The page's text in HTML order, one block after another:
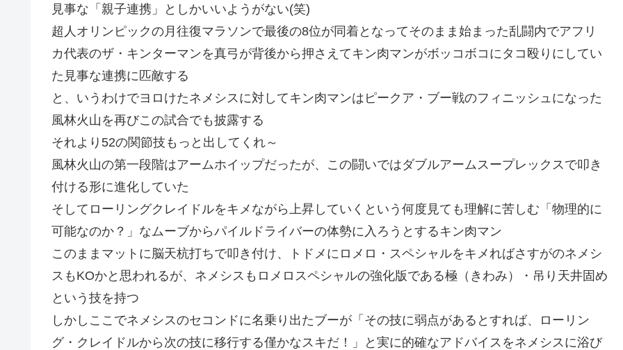
見事な「親子連携」としかいいようがない(笑)
超人オリンピックの月往復マラソンで最後の8位が同着となってそのまま始まった乱闘内でアフリ
カ代表のザ・キンターマンを真弓が背後から押さえてキン肉マンがボッコボコにタコ殴りにしてい
た見事な連携に匹敵する
と、いうわけでヨロけたネメシスに対してキン肉マンはピークア・ブー戦のフィニッシュになった
風林火山を再びこの試合でも披露する
それより52の関節技もっと出してくれ～
風林火山の第一段階はアームホイップだったが、この闘いではダブルアームスープレックスで叩き
付ける形に進化していた
そしてローリングクレイドルをキメながら上昇していくという何度見ても理解に苦しむ「物理的に
可能なのか？」なムーブからパイルドライバーの体勢に入ろうとするキン肉マン
このままマットに脳天杭打ちで叩き付け、トドメにロメロ・スペシャルをキメればさすがのネメシ
スもKOかと思われるが、ネメシスもロメロスペシャルの強化版である極（きわみ）・吊り天井固め
という技を持つ
しかしここでネメシスのセコンドに名乗り出たブーが「その技に弱点があるとすれば、ローリン
グ・クレイドルから次の技に移行する僅かなスキだ！」と実に的確なアドバイスをネメシスに浴び